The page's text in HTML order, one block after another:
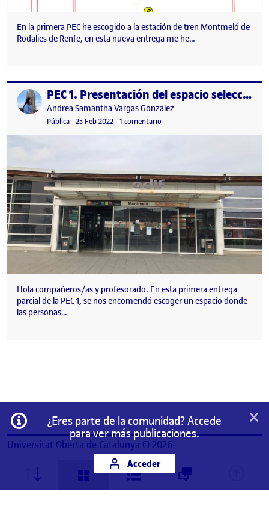
En la primera PEC he escogido a la estación de tren Montmeló de
Rodalies de Renfe, en esta nueva entrega me he…
Publicado por PEC 1. Presentación del espacio seleccionado.
Publicado por
Andrea Samantha Vargas González
Visibilidad:
Pública-Fecha de publicación
25 Feb 202225 febrero, 2022 10:47 pm
-1 comentario
Hola compañeros/as y profesorado. En esta primera entrega
parcial de la PEC 1, se nos encomendó escoger un espacio donde
las personas…
Información
¿Eres parte de la comunidad? Accede
para ver más publicaciones.
Acceder
×
Universitat Oberta de Catalunya © 2026